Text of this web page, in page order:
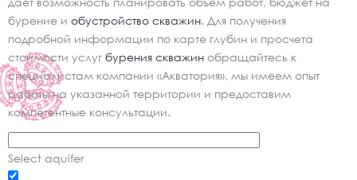
бурение и обустройство скважин. Для получения
подробной информации по карте глубин и просчета
стоимости услуг бурения скважин обращайтесь к
специалистам компании «Акватория», мы имеем опыт
работы на указанной территории и предоставим
компетентные консультации.
Select aquifer